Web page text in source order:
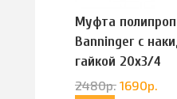
Муфта
Banninger с
гайкой 20х3/4
(G83322020)
2480р. 1690р.